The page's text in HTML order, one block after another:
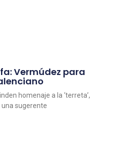
Vermúdez para
homenaje a la ‘terreta’,
una sugerente